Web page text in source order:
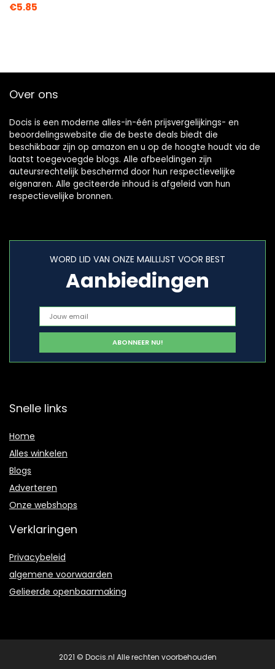
€5.85
Over ons
Docis is een moderne alles-in-één prijsvergelijkings- en
beoordelingswebsite die de beste deals biedt die
beschikbaar zijn op amazon en u op de hoogte houdt via de
laatst toegevoegde blogs. Alle afbeeldingen zijn
auteursrechtelijk beschermd door hun respectievelijke
eigenaren. Alle geciteerde inhoud is afgeleid van hun
respectievelijke bronnen.
WORD LID VAN ONZE MAILLIJST VOOR BEST
Aanbiedingen
Snelle links
Home
Alles winkelen
Blogs
Adverteren
Onze webshops
Verklaringen
Privacybeleid
algemene voorwaarden
Gelieerde openbaarmaking
2021 © Docis.nl Alle rechten voorbehouden